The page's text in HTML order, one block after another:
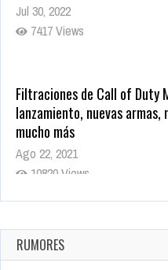
Jul 30, 2022
7417 Views
Filtraciones de Call of Duty
lanzamiento, nuevas
mucho más
Ago 22, 2021
10820 Views
La configuración de Call of
Ago 8, 2021
10005 Views
RUMORES